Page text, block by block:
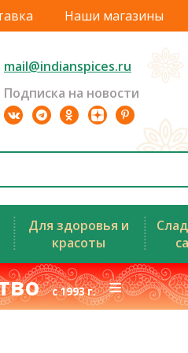
Наши магазины
mail@indianspices.ru
Подписка на новости
Для здоровья и
красоты
с 1993 г.≡